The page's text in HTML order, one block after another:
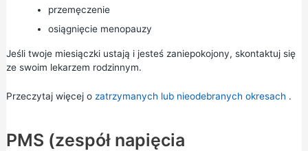
przemęczenie
osiągnięcie menopauzy
Jeśli twoje miesiączki ustają i jesteś zaniepokojony, skontaktuj się
ze swoim lekarzem rodzinnym.
Przeczytaj więcej o zatrzymanych lub nieodebranych okresach .
PMS (zespół napięcia